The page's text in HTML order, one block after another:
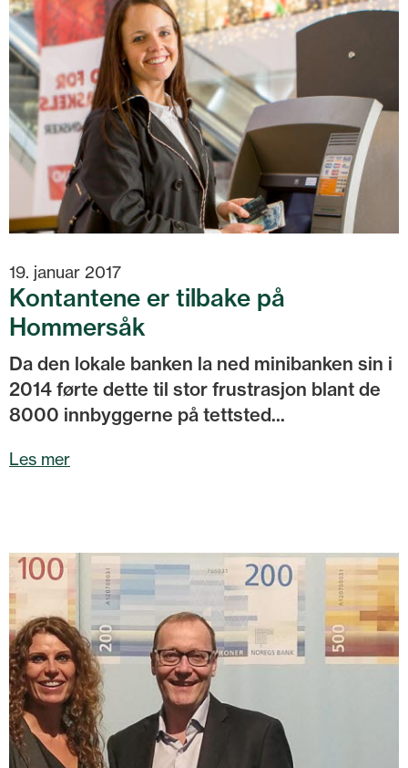
19. januar 2017
Kontantene er tilbake på
Hommersåk
Da den lokale banken la ned minibanken sin i
2014 førte dette til stor frustrasjon blant de
8000 innbyggerne på tettsted...
Les mer